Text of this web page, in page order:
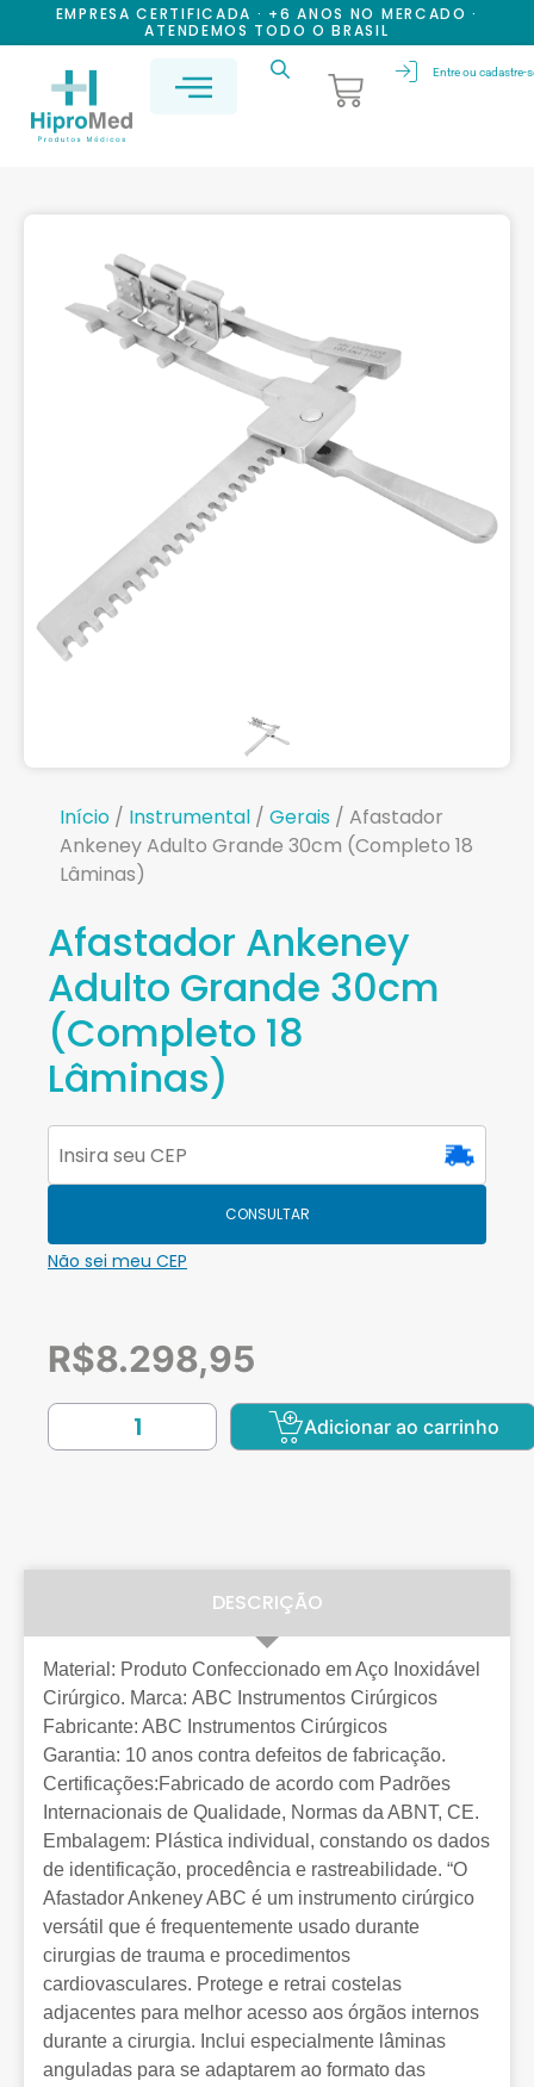
EMPRESA CERTIFICADA · +6 ANOS NO MERCADO ·
ATENDEMOS TODO O BRASIL
Entre ou cadastre-
Início / Instrumental / Gerais / Afastador
Ankeney Adulto Grande 30cm (Completo 18
Lâminas)
Afastador Ankeney
Adulto Grande 30cm
(Completo 18
Lâminas)
CONSULTAR
Não sei meu CEP
R$8.298,95
Adicionar ao carrinho
DESCRIÇÃO
Material: Produto Confeccionado em Aço Inoxidável
Cirúrgico. Marca: ABC Instrumentos Cirúrgicos
Fabricante: ABC Instrumentos Cirúrgicos
Garantia: 10 anos contra defeitos de fabricação.
Certificações:Fabricado de acordo com Padrões
Internacionais de Qualidade, Normas da ABNT, CE.
Embalagem: Plástica individual, constando os dados
de identificação, procedência e rastreabilidade. “O
Afastador Ankeney ABC é um instrumento cirúrgico
versátil que é frequentemente usado durante
cirurgias de trauma e procedimentos
cardiovasculares. Protege e retrai costelas
adjacentes para melhor acesso aos órgãos internos
durante a cirurgia. Inclui especialmente lâminas
anguladas para se adaptarem ao formato das